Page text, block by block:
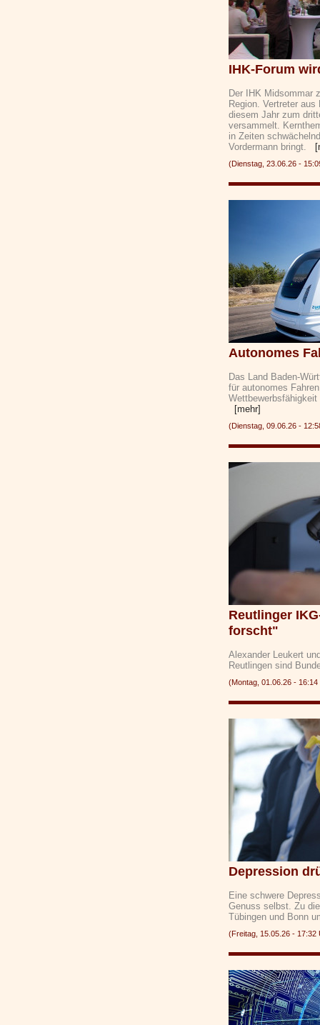
IHK-Forum
Der IHK Midsommar
Region. Vertreter
diesem Jahr zum
versammelt.
in Zeiten
Vordermann bringt.
(Dienstag, 23.06.26 -
Autonomes
Das Land Baden-
für autonomes
[mehr]
(Dienstag, 09.06.26 -
Reutlinger
forscht"
Alexander Leukert
Reutlingen sind
(Montag, 01.06.26 -
Depression
Eine schwere
Genuss selbst. Zu
Tübingen und Bonn
(Freitag, 15.05.26 -